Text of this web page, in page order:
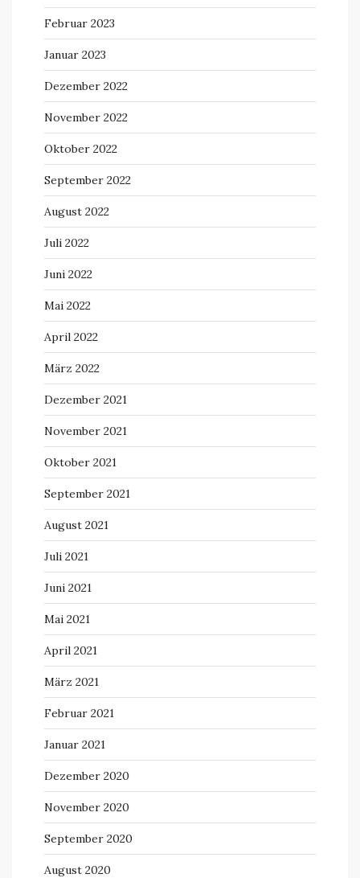
Februar 2023
Januar 2023
Dezember 2022
November 2022
Oktober 2022
September 2022
August 2022
Juli 2022
Juni 2022
Mai 2022
April 2022
März 2022
Dezember 2021
November 2021
Oktober 2021
September 2021
August 2021
Juli 2021
Juni 2021
Mai 2021
April 2021
März 2021
Februar 2021
Januar 2021
Dezember 2020
November 2020
September 2020
August 2020